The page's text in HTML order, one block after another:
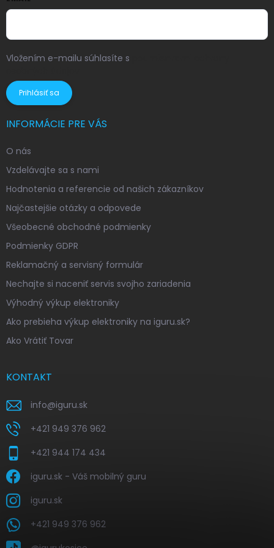
Vložením e-mailu súhlasíte s
Prihlásiť sa
INFORMÁCIE PRE VÁS
O nás
Vzdelávajte sa s nami
Hodnotenia a referencie od našich zákazníkov
Najčastejšie otázky a odpovede
Všeobecné obchodné podmienky
Podmienky GDPR
Reklamačný a servisný formulár
Nechajte si naceniť servis svojho zariadenia
Výhodný výkup elektroniky
Ako prebieha výkup elektroniky na iguru.sk?
Ako Vrátiť Tovar
KONTAKT
info@iguru.sk
+421 949 376 962
+421 944 174 434
iguru.sk - Váš mobilný guru
iguru.sk
+421 949 376 962